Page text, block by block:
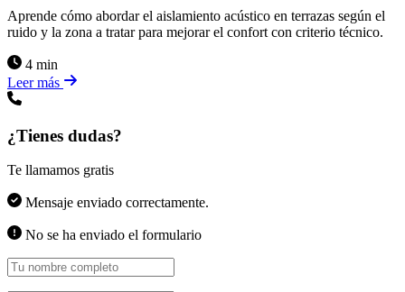
Aprende cómo abordar el aislamiento acústico en terrazas según el
ruido y la zona a tratar para mejorar el confort con criterio técnico.
4 min
Leer más
¿Tienes dudas?
Te llamamos gratis
Mensaje enviado correctamente.
No se ha enviado el formulario